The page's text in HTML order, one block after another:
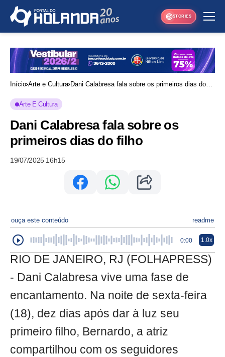
STORIES
Início Arte e Cultura Dani Calabresa fala sobre os primeiros dias do
Arte E Cultura
Dani Calabresa fala sobre os
primeiros dias do filho
19/07/2025 16h15
ouça este conteúdo readme
0:00 1.0x
RIO DE JANEIRO, RJ (FOLHAPRESS)
- Dani Calabresa vive uma fase de
encantamento. Na noite de sexta-feira
(18), dez dias após dar à luz seu
primeiro filho, Bernardo, a atriz
compartilhou com os seguidores